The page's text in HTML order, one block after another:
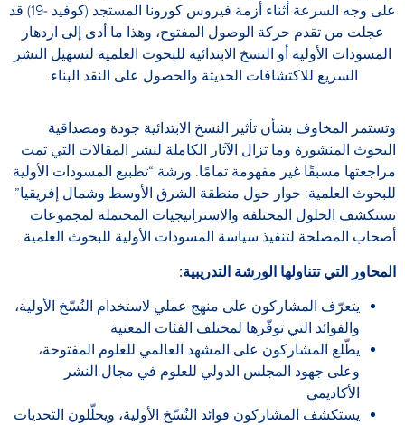
على وجه السرعة أثناء أزمة فيروس كورونا المستجد (كوفيد -19) قد
عجلت من تقدم حركة الوصول المفتوح، وهذا ما أدى إلى ازدهار
المسودات الأولية أو النسخ الابتدائية للبحوث العلمية لتسهيل النشر
السريع للاكتشافات الحديثة والحصول على النقد البناء.
وتستمر المخاوف بشأن تأثير النسخ الابتدائية جودة ومصداقية
البحوث المنشورة وما تزال الآثار الكاملة لنشر المقالات التي تمت
مراجعتها مسبقًا غير مفهومة تمامًا. ورشة “تطبيع المسودات الأولية
للبحوث العلمية: حوار حول منطقة الشرق الأوسط وشمال إفريقيا”
تستكشف الحلول المختلفة والاستراتيجيات المحتملة لمجموعات
أصحاب المصلحة لتنفيذ سياسة المسودات الأولية للبحوث العلمية.
المحاور التي تتناولها الورشة التدريبية:
يتعرّف المشاركون على منهج عملي لاستخدام النُسّخ الأولية،
والفوائد التي توفّرها لمختلف الفئات المعنية
يطّلع المشاركون على المشهد العالمي للعلوم المفتوحة،
وعلى جهود المجلس الدولي للعلوم في مجال النشر
الأكاديمي
يستكشف المشاركون فوائد النُسّخ الأولية، ويحلّلون التحديات